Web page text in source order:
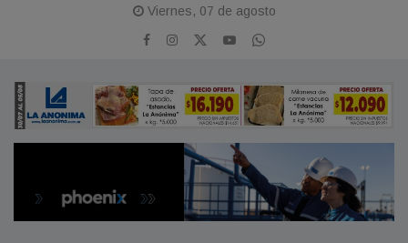
Viernes, 07 de agosto